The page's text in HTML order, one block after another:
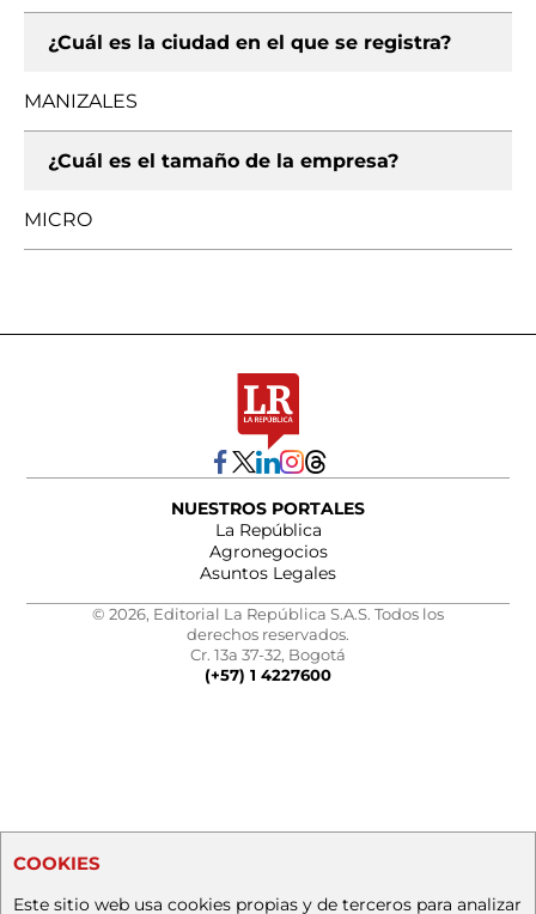
¿Cuál es la ciudad en el que se registra?
MANIZALES
¿Cuál es el tamaño de la empresa?
MICRO
NUESTROS PORTALES
La República
Agronegocios
Asuntos Legales
© 2026, Editorial La República S.A.S. Todos los
derechos reservados.
Cr. 13a 37-32, Bogotá
(+57) 1 4227600
COOKIES
Este sitio web usa cookies propias y de terceros para analizar